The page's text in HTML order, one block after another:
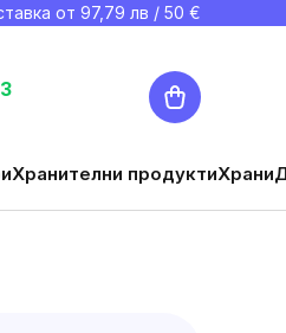
от 97,79 лв / 50 €
Количка
Хранителни продуктиХрани